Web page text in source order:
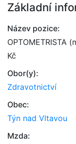
Základní
Název pozice:
OPTOMETRISTA
Kč
Obor(y):
Zdravotnictví
Obec:
Týn nad Vltavou
Mzda: